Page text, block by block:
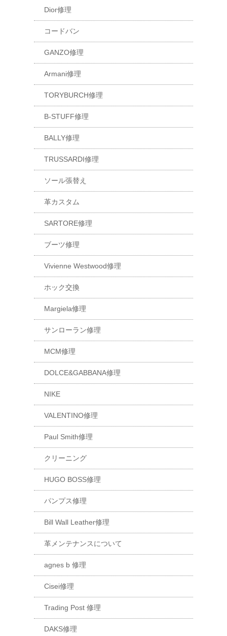
Dior修理
コードバン
GANZO修理
Armani修理
TORYBURCH修理
B-STUFF修理
BALLY修理
TRUSSARDI修理
ソール張替え
革カスタム
SARTORE修理
ブーツ修理
Vivienne Westwood修理
ホック交換
Margiela修理
サンローラン修理
MCM修理
DOLCE&GABBANA修理
NIKE
VALENTINO修理
Paul Smith修理
クリーニング
HUGO BOSS修理
パンプス修理
Bill Wall Leather修理
革メンテナンスについて
agnes b 修理
Cisei修理
Trading Post 修理
DAKS修理